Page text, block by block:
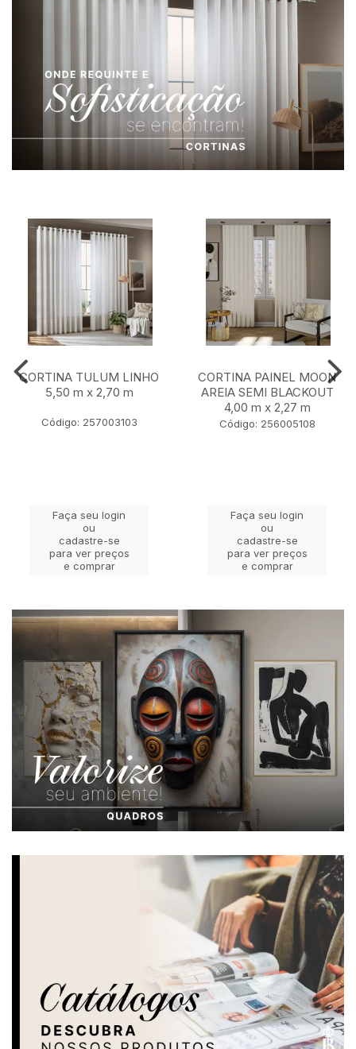
CORTINA TULUM LINHO
5,50 m x 2,70 m
Código: 257003103
Faça seu login
ou
cadastre-se
para ver preços
e comprar
CORTINA PAINEL MOON
AREIA SEMI BLACKOUT
4,00 m x 2,27 m
Código: 256005108
Faça seu login
ou
cadastre-se
para ver preços
e comprar